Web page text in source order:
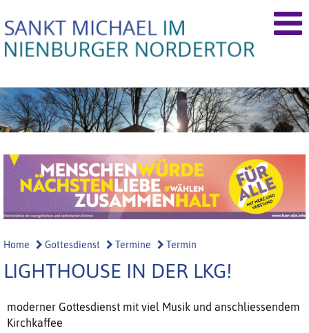
Home Gottesdienst Termine Termin
LIGHTHOUSE IN DER LKG!
moderner Gottesdienst mit viel Musik und anschliessendem
Kirchkaffee